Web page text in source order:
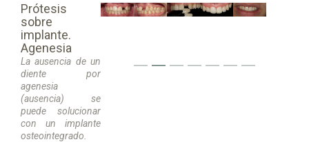
Prótesis
sobre
implante.
Agenesia
La ausencia de un
diente por
agenesia
(ausencia) se
puede solucionar
con un implante
osteointegrado.